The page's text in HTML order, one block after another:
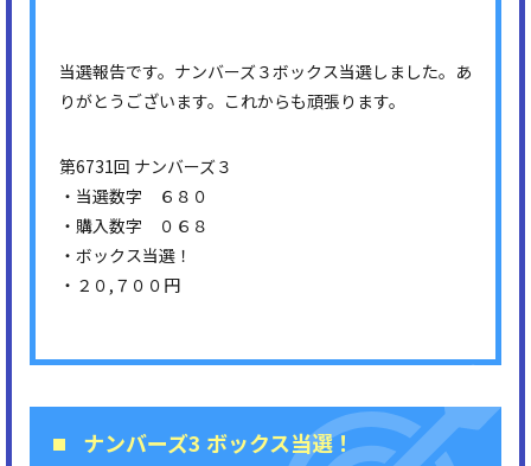
当選報告です。ナンバーズ３ボックス当選しました。あ
りがとうございます。これからも頑張ります。
第6731回 ナンバーズ３
・当選数字 ６８０
・購入数字 ０６８
・ボックス当選！
・２０,７００円
ナンバーズ3 ボックス当選！